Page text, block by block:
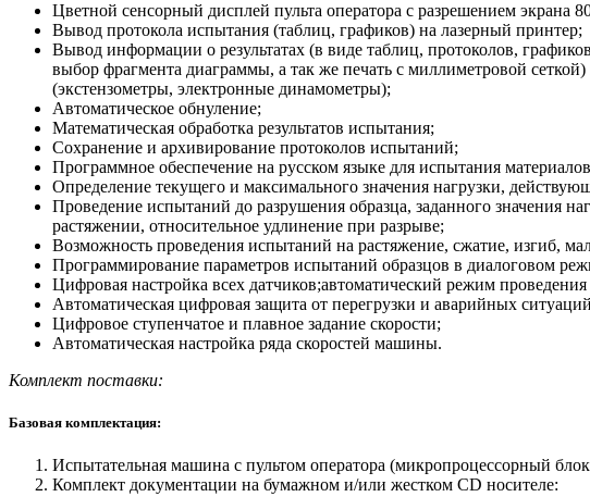
Цветной сенсорный дисплей пульта оператора с разрешением экрана
Вывод протокола испытания (таблиц, графиков) на лазерный принтер;
Вывод информации о результатах (в виде таблиц, протоколов,
выбор фрагмента диаграммы, а так же печать с миллиметровой
(экстензометры, электронные динамометры);
Автоматическое обнуление;
Математическая обработка результатов испытания;
Сохранение и архивирование протоколов испытаний;
Программное обеспечение на русском языке для испытания
Определение текущего и максимального значения нагрузки,
Проведение испытаний до разрушения образца, заданного значения
растяжении, относительное удлинение при разрыве;
Возможность проведения испытаний на растяжение, сжатие, изгиб,
Программирование параметров испытаний образцов в диалоговом
Цифровая настройка всех датчиков;автоматический режим
Автоматическая цифровая защита от перегрузки и аварийных
Цифровое ступенчатое и плавное задание скорости;
Автоматическая настройка ряда скоростей машины.
Комплект поставки:
Базовая комплектация:
Испытательная машина с пультом оператора (микропроцессорный
Комплект документации на бумажном и/или жестком СD носителе: